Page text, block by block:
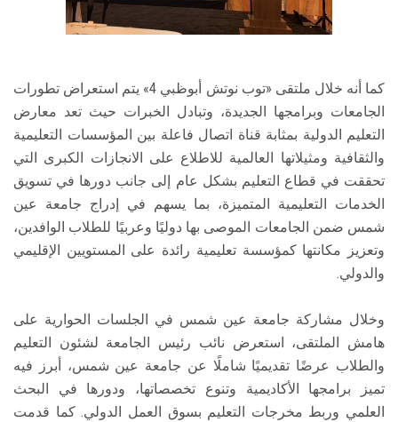
كما أنه خلال ملتقى «توب نوتش أبوظبي 4» يتم استعراض تطورات
الجامعات وبرامجها الجديدة، وتبادل الخبرات حيث تعد معارض
التعليم الدولية بمثابة قناة اتصال فاعلة بين المؤسسات التعليمية
والثقافية ومثيلاتها العالمية للاطلاع على الانجازات الكبرى التي
تحققت في قطاع التعليم بشكل عام إلى جانب دورها في تسويق
الخدمات التعليمية المتميزة، بما يسهم في إدراج جامعة عين
شمس ضمن الجامعات الموصى بها دوليًا وعربيًا للطلاب الوافدين،
وتعزيز مكانتها كمؤسسة تعليمية رائدة على المستويين الإقليمي
والدولي.
وخلال مشاركة جامعة عين شمس في الجلسات الحوارية على
هامش الملتقى، استعرض نائب رئيس الجامعة لشئون التعليم
والطلاب عرضًا تقديميًا شاملًا عن جامعة عين شمس، أبرز فيه
تميز برامجها الأكاديمية وتنوع تخصصاتها، ودورها في البحث
العلمي وربط مخرجات التعليم بسوق العمل الدولي. كما قدمت